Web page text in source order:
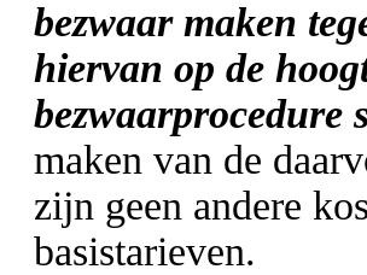
bezwaar maken
hiervan op de
bezwaarprocedure
maken van de
zijn geen andere
basistarieven.